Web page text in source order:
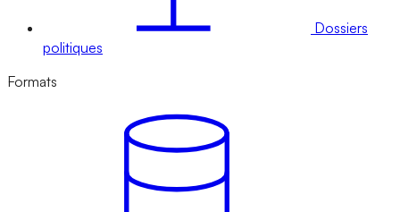
Dossiers
politiques
Formats